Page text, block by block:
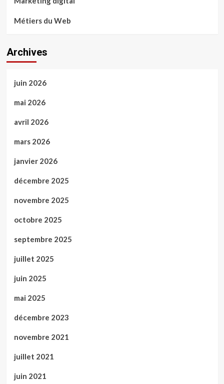
Métiers du Web
Archives
juin 2026
mai 2026
avril 2026
mars 2026
janvier 2026
décembre 2025
novembre 2025
octobre 2025
septembre 2025
juillet 2025
juin 2025
mai 2025
décembre 2023
novembre 2021
juillet 2021
juin 2021